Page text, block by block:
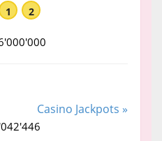
1 2
Casino Jackpots »